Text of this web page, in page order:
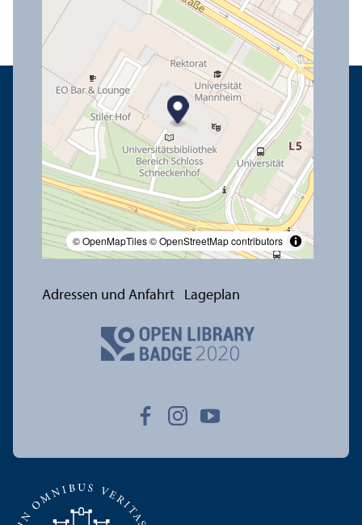
© OpenMapTiles© OpenStreetMap contributors
Adressen und Anfahrt Lageplan